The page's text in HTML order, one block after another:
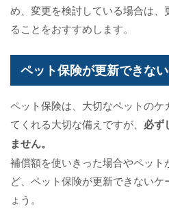
め、変更を検討している場合は
ることをおすすめします。
ペット保険が更新できな
ペット保険は、大切なペットのケ
てくれる大切な備えですが、 必ず
ません。
補償額を使いきった場合やペッ
ど、ペット保険が更新できない
ょう。